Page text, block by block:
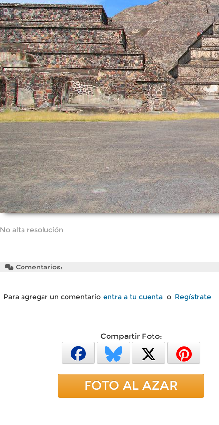
No alta resolución
Comentarios:
Para agregar un comentario entra a tu cuenta o Regístrate
Compartir Foto:
FOTO AL AZAR